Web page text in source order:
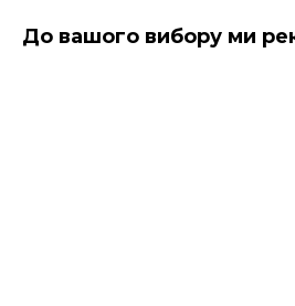
До вашого вибору ми